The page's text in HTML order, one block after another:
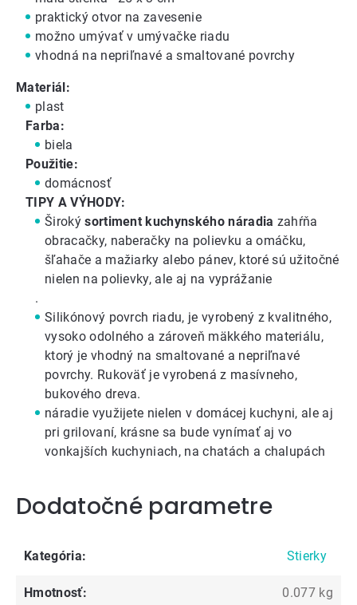
praktický otvor na zavesenie
možno umývať v umývačke riadu
vhodná na nepriľnavé a smaltované povrchy
Materiál:
plast
Farba:
biela
Použitie:
domácnosť
TIPY A VÝHODY:
Širokýsortiment kuchynského náradia zahŕňa
obracačky, naberačky na polievku a omáčku,
šľahače a mažiarky alebo pánev, ktoré sú užitočné
nielen na polievky, ale aj na vyprážanie
.
Silikónový povrch riadu, je vyrobený z kvalitného,
vysoko odolného a zároveň mäkkého materiálu,
ktorý je vhodný na smaltované a nepriľnavé
povrchy. Rukoväť je vyrobená z masívneho,
bukového dreva.
náradie využijete nielen v domácej kuchyni, ale aj
pri grilovaní, krásne sa bude vynímať aj vo
vonkajších kuchyniach, na chatách a chalupách
Dodatočné parametre
Kategória: Stierky
Hmotnosť: 0.077 kg